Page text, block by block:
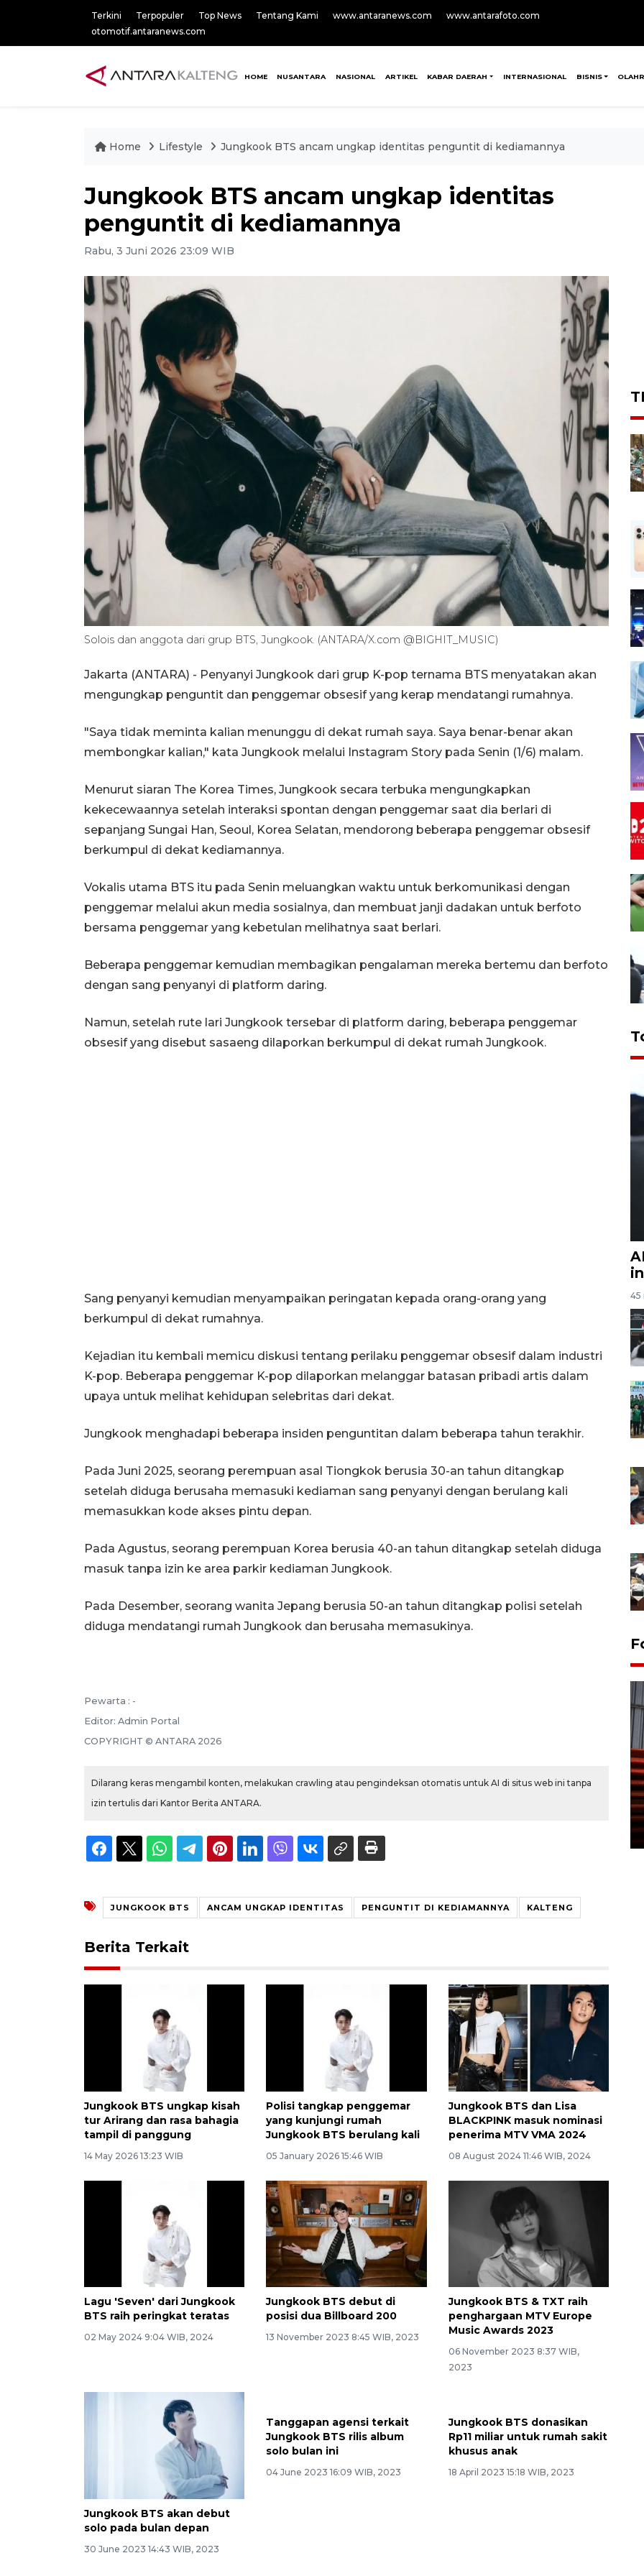
Terkini Terpopuler Top News Tentang Kami www.antaranews.com
www.antarafoto.com
otomotif.antaranews.com
HOME NUSANTARA NASIONAL ARTIKEL KABAR DAERAH INTERNASIONAL BISNIS
Home Lifestyle Jungkook BTS ancam ungkap identitas penguntit di kediamannya
Jungkook BTS ancam ungkap identitas
penguntit di kediamannya
Rabu, 3 Juni 2026 23:09 WIB
Solois dan anggota dari grup BTS, Jungkook. (ANTARA/X.com @BIGHIT_MUSIC)
Jakarta (ANTARA) - Penyanyi Jungkook dari grup K-pop ternama BTS menyatakan akan
mengungkap penguntit dan penggemar obsesif yang kerap mendatangi rumahnya.
"Saya tidak meminta kalian menunggu di dekat rumah saya. Saya benar-benar akan
membongkar kalian," kata Jungkook melalui Instagram Story pada Senin (1/6) malam.
Menurut siaran The Korea Times, Jungkook secara terbuka mengungkapkan
kekecewaannya setelah interaksi spontan dengan penggemar saat dia berlari di
sepanjang Sungai Han, Seoul, Korea Selatan, mendorong beberapa penggemar obsesif
berkumpul di dekat kediamannya.
Vokalis utama BTS itu pada Senin meluangkan waktu untuk berkomunikasi dengan
penggemar melalui akun media sosialnya, dan membuat janji dadakan untuk berfoto
bersama penggemar yang kebetulan melihatnya saat berlari.
Beberapa penggemar kemudian membagikan pengalaman mereka bertemu dan berfoto
dengan sang penyanyi di platform daring.
Namun, setelah rute lari Jungkook tersebar di platform daring, beberapa penggemar
obsesif yang disebut sasaeng dilaporkan berkumpul di dekat rumah Jungkook.
Sang penyanyi kemudian menyampaikan peringatan kepada orang-orang yang
berkumpul di dekat rumahnya.
Kejadian itu kembali memicu diskusi tentang perilaku penggemar obsesif dalam industri
K-pop. Beberapa penggemar K-pop dilaporkan melanggar batasan pribadi artis dalam
upaya untuk melihat kehidupan selebritas dari dekat.
Jungkook menghadapi beberapa insiden penguntitan dalam beberapa tahun terakhir.
Pada Juni 2025, seorang perempuan asal Tiongkok berusia 30-an tahun ditangkap
setelah diduga berusaha memasuki kediaman sang penyanyi dengan berulang kali
memasukkan kode akses pintu depan.
Pada Agustus, seorang perempuan Korea berusia 40-an tahun ditangkap setelah diduga
masuk tanpa izin ke area parkir kediaman Jungkook.
Pada Desember, seorang wanita Jepang berusia 50-an tahun ditangkap polisi setelah
diduga mendatangi rumah Jungkook dan berusaha memasukinya.
Pewarta : -
Editor: Admin Portal
COPYRIGHT © ANTARA 2026
Dilarang keras mengambil konten, melakukan crawling atau pengindeksan otomatis untuk AI di situs web ini tanpa
izin tertulis dari Kantor Berita ANTARA.
JUNGKOOK BTS ANCAM UNGKAP IDENTITAS PENGUNTIT DI KEDIAMANNYA KALTENG
Berita Terkait
Jungkook BTS ungkap kisah
tur Arirang dan rasa bahagia
tampil di panggung
14 May 2026 13:23 WIB
Polisi tangkap penggemar
yang kunjungi rumah
Jungkook BTS berulang kali
05 January 2026 15:46 WIB
Jungkook BTS dan Lisa
BLACKPINK masuk nominasi
penerima MTV VMA 2024
08 August 2024 11:46 WIB, 2024
Lagu 'Seven' dari Jungkook
BTS raih peringkat teratas
02 May 2024 9:04 WIB, 2024
Jungkook BTS debut di
posisi dua Billboard 200
13 November 2023 8:45 WIB, 2023
Jungkook BTS & TXT raih
penghargaan MTV Europe
Music Awards 2023
06 November 2023 8:37 WIB,
2023
Jungkook BTS akan debut
solo pada bulan depan
30 June 2023 14:43 WIB, 2023
Jungkook BTS donasikan
Rp11 miliar untuk rumah sakit
khusus anak
18 April 2023 15:18 WIB, 2023
45
Prediksi puncak musim